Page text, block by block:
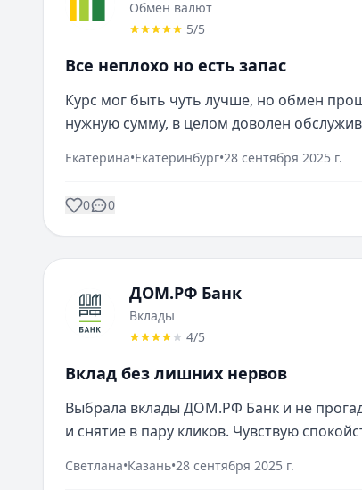
Обмен валют
5/5
Все неплохо но есть запас
Курс мог быть чуть лучше, но обмен
нужную сумму, в целом доволен
Екатерина•Екатеринбург•28 сентября 2025 г.
0 0
ДОМ.РФ Банк
Вклады
4/5
Вклад без лишних нервов
Выбрала вклады ДОМ.РФ Банк и не
и снятие в пару кликов. Чувствую
Светлана•Казань•28 сентября 2025 г.